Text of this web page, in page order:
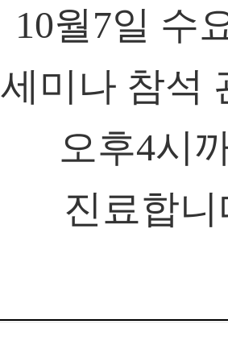
10월7일 수
세미나 참석
오후4시
진료합니